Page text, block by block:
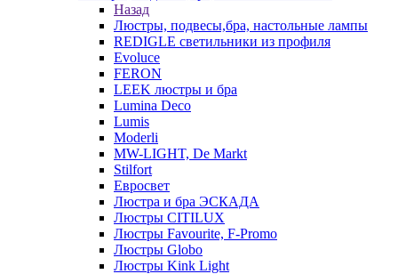
Назад
Люстры, подвесы,бра, настольные лампы
REDIGLE светильники из профиля
Evoluce
FERON
LEEK люстры и бра
Lumina Deco
Lumis
Moderli
MW-LIGHT, De Markt
Stilfort
Евросвет
Люстра и бра ЭСКАДА
Люстры CITILUX
Люстры Favourite, F-Promo
Люстры Globo
Люстры Kink Light